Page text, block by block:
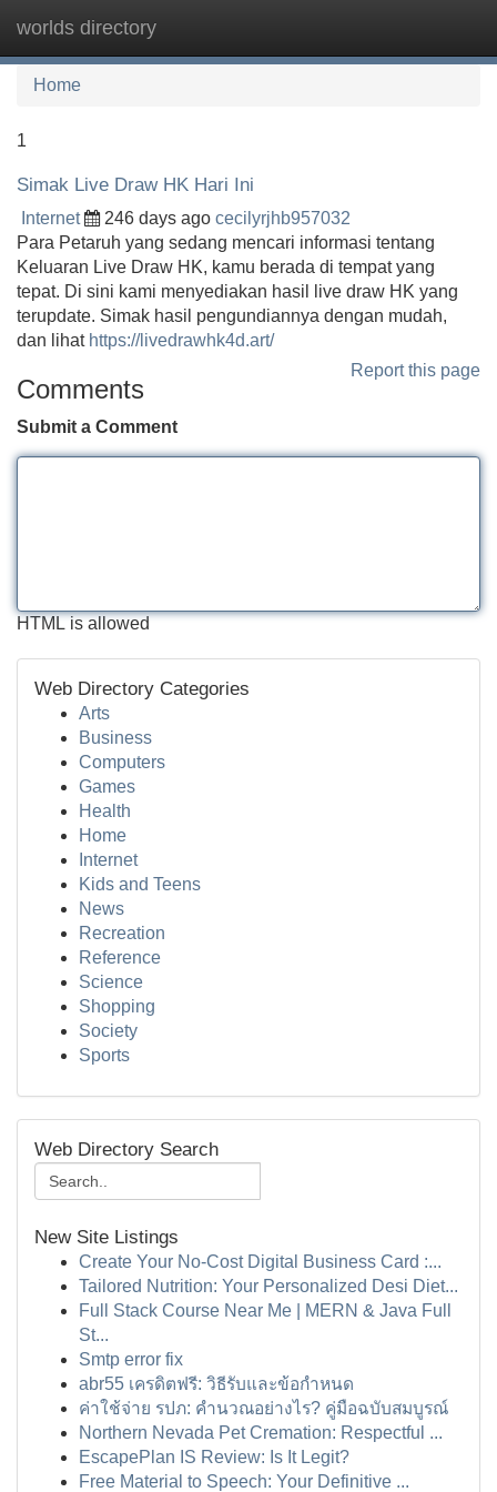
worlds directory
Home
1
Simak Live Draw HK Hari Ini
Internet 246 days ago cecilyrjhb957032
Para Petaruh yang sedang mencari informasi tentang
Keluaran Live Draw HK, kamu berada di tempat yang
tepat. Di sini kami menyediakan hasil live draw HK yang
terupdate. Simak hasil pengundiannya dengan mudah,
dan lihat https://livedrawhk4d.art/
Report this page
Comments
Submit a Comment
HTML is allowed
Web Directory Categories
Arts
Business
Computers
Games
Health
Home
Internet
Kids and Teens
News
Recreation
Reference
Science
Shopping
Society
Sports
Web Directory Search
New Site Listings
Create Your No-Cost Digital Business Card :...
Tailored Nutrition: Your Personalized Desi Diet...
Full Stack Course Near Me | MERN & Java Full
St...
Smtp error fix
abr55 เครดิตฟรี: วิธีรับและข้อกำหนด
ค่าใช้จ่าย รปภ: คำนวณอย่างไร? คู่มือฉบับสมบูรณ์
Northern Nevada Pet Cremation: Respectful ...
EscapePlan IS Review: Is It Legit?
Free Material to Speech: Your Definitive ...